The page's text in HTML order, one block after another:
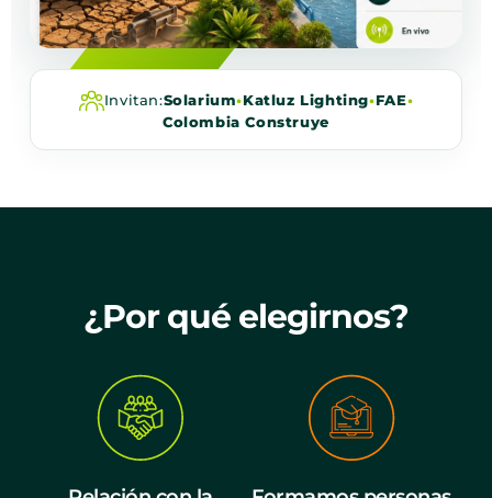
Invitan:Solarium•Katluz Lighting•FAE•
Colombia Construye
¿Por qué elegirnos?